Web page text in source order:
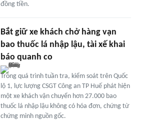
đồng tiền.
Bắt giữ xe khách chở hàng vạn
bao thuốc lá nhập lậu, tài xế khai
báo quanh co
Trong quá trình tuần tra, kiểm soát trên Quốc
lộ 1, lực lượng CSGT Công an TP Huế phát hiện
một xe khách vận chuyển hơn 27.000 bao
thuốc lá nhập lậu không có hóa đơn, chứng từ
chứng minh nguồn gốc.